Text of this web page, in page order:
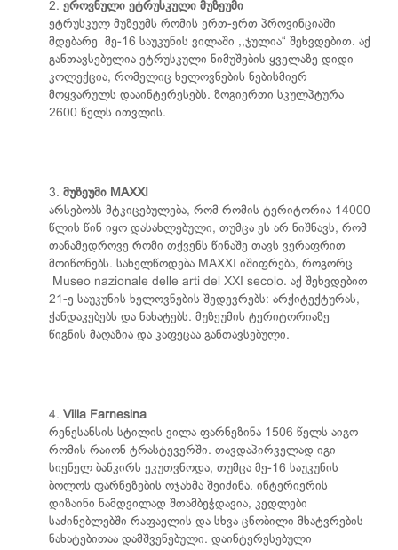
2. ეროვნული ეტრუსკული მუზეუმი
ეტრუსკულ მუზეუმს რომის ერთ-ერთ პროვინციაში
მდებარე მე-16 საუკუნის ვილაში ,,ჯულია“ შეხვდებით. აქ
განთავსებულია ეტრუსკული ნიმუშების ყველაზე დიდი
კოლექცია, რომელიც ხელოვნების ნებისმიერ
მოყვარულს დააინტერესებს. ზოგიერთი სკულპტურა
2600 წელს ითვლის.
3. მუზეუმი MAXXI
არსებობს მტკიცებულება, რომ რომის ტერიტორია 14000
წლის წინ იყო დასახლებული, თუმცა ეს არ ნიშნავს, რომ
თანამედროვე რომი თქვენს წინაშე თავს ვერაფრით
მოიწონებს. სახელწოდება MAXXI იშიფრება, როგორც
Museo nazionale delle arti del XXI secolo. აქ შეხვდებით
21-ე საუკუნის ხელოვნების შედევრებს: არქიტექტურას,
ქანდაკებებს და ნახატებს. მუზეუმის ტერიტორიაზე
წიგნის მაღაზია და კაფეცაა განთავსებული.
4. Villa Farnesina
რენესანსის სტილის ვილა ფარნეზინა 1506 წელს აიგო
რომის რაიონ ტრასტევერში. თავდაპირველად იგი
სიენელ ბანკირს ეკუთვნოდა, თუმცა მე-16 საუკუნის
ბოლოს ფარნეზების ოჯახმა შეიძინა. ინტერიერის
დიზაინი ნამდვილად შთამბეჭდავია, კედლები
საძინებლებში რაფაელის და სხვა ცნობილი მხატვრების
ნახატებითაა დამშვენებული. დაინტერესებული